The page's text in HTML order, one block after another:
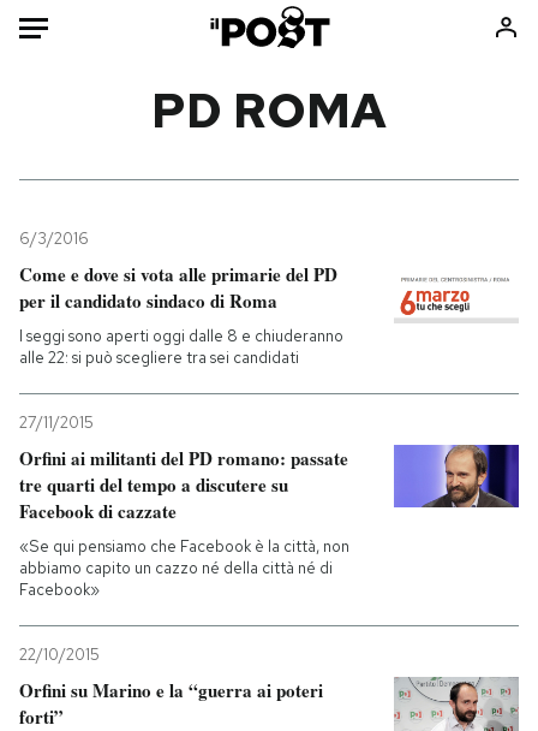
Mondo
Politica
Tecnologia
Internet
Sport
Consumismi
Ok Boomer!
Mondiali calcio 2026
PODCAST
NEWSLETTER
PD ROMA
6/3/2016
Come e dove si vota alle primarie del PD
per il candidato sindaco di Roma
I seggi sono aperti oggi dalle 8 e chiuderanno
alle 22: si può scegliere tra sei candidati
27/11/2015
Orfini ai militanti del PD romano: passate
tre quarti del tempo a discutere su
Facebook di cazzate
«Se qui pensiamo che Facebook è la città, non
abbiamo capito un cazzo né della città né di
Facebook»
22/10/2015
Orfini su Marino e la “guerra ai poteri
forti”